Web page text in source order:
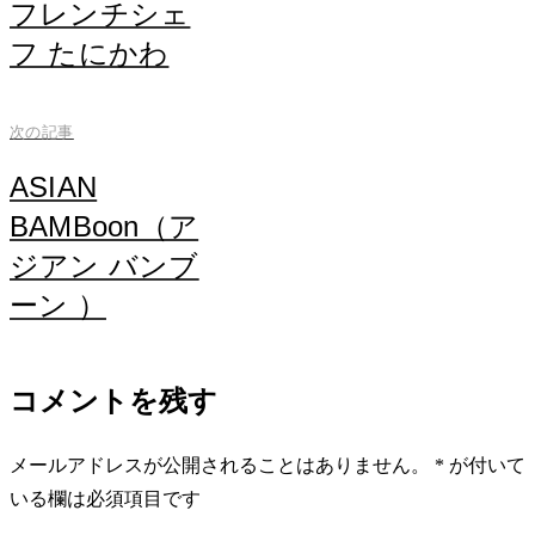
ナ
ゲ
シ
ョ
ン
フレンチシェ
フ たにかわ
の
事
次の記事
ASIAN
BAMBoon（ア
ジアン バンブ
ーン ）
記
コメントを残す
メールアドレスが公開されることはありません。 * が付いて
いる欄は必須項目です